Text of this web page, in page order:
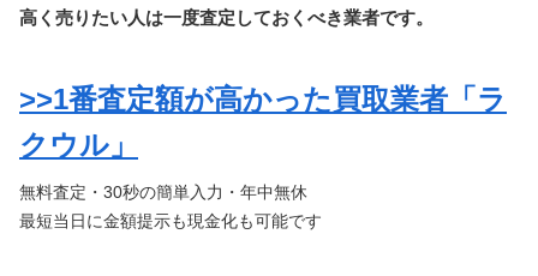
高く売りたい人は一度査定しておくべき業者です。
>>1番査定額が高かった買取業者「ラ
クウル」
無料査定・30秒の簡単入力・年中無休
最短当日に金額提示も現金化も可能です